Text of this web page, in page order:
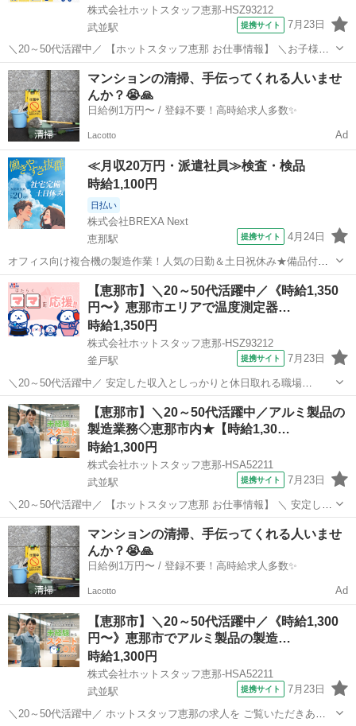
株式会社ホットスタッフ恵那-HSZ93212
武並駅
提携サイト 7月23日
＼20～50代活躍中／ 【ホットスタッフ恵那 お仕事情報】 ＼お子様が
いる方の働き方、改革!!!/ 日勤なのに高時給!1300円!! 冷暖房完備!キレ
イな職場です 座り作業で力仕事はありません☆☆ 製造業デビューでき
ちゃい...
岐阜 恵那市 仕分け
マンションの清掃、手伝ってくれる人いませ
んか？😭🙏
日給例1万円〜 / 登録不要！高時給求人多数✨
Lacotto Ad
≪月収20万円・派遣社員≫検査・検品
時給1,100円
日払い
株式会社BREXA Next
恵那駅
提携サイト 4月24日
オフィス向け複合機の製造作業！人気の日勤＆土日祝休み★備品付き
寮完備！赴任旅費会社負担★カップル・友達との同シフトOK！1食80
円～格安食堂利用可！社会保険完備◎無料送迎あり★《岐阜県恵那
市》 人気の工場のお仕事 ◇オフィ...
岐阜 恵那市 恵那駅
【恵那市】＼20～50代活躍中／《時給1,350
円〜》恵那市エリアで温度測定器…
時給1,350円
株式会社ホットスタッフ恵那-HSZ93212
釜戸駅
提携サイト 7月23日
＼20～50代活躍中／ 安定した収入としっかりと休日取れる職場
①・・・高時給1350円☆彡 ②・・・うれしい土日祝日休み♪ ③・・・
大型連休あり!! だから… 収入もしっかりほしいけど、お休みもしっか
りほしい! そんな方...
岐阜 恵那市 釜戸駅
【恵那市】＼20～50代活躍中／アルミ製品の
製造業務◇恵那市内★【時給1,30…
時給1,300円
株式会社ホットスタッフ恵那-HSA52211
武並駅
提携サイト 7月23日
＼20～50代活躍中／ 【ホットスタッフ恵那 お仕事情報】 ＼ 安定した
収入としっかりと休日取れる職場 / 交替勤務で時給1300円! GW・夏季
休暇・年末年始は休みたい! だから… 収入もしっかりほしいけど、お
休みもしっ...
岐阜 恵那市 工場
マンションの清掃、手伝ってくれる人いませ
んか？😭🙏
日給例1万円〜 / 登録不要！高時給求人多数✨
Lacotto Ad
【恵那市】＼20～50代活躍中／《時給1,300
円〜》恵那市でアルミ製品の製造…
時給1,300円
株式会社ホットスタッフ恵那-HSA52211
武並駅
提携サイト 7月23日
＼20～50代活躍中／ ホットスタッフ恵那の求人を ご覧いただきあり